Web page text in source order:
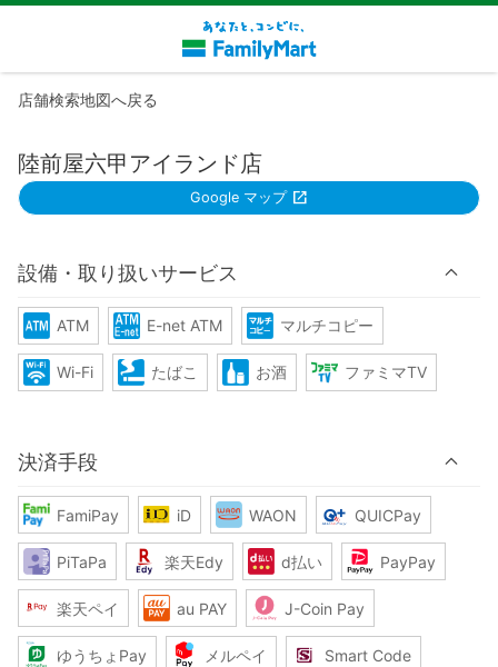
店舗検索地図へ戻る
陸前屋六甲アイランド店
Google マップ
設備・取り扱いサービス
ATM E-net ATM マルチコピー
Wi-Fi たばこ お酒 ファミマTV
決済手段
FamiPay iD WAON QUICPay
PiTaPa 楽天Edy d払い PayPay
楽天ペイ au PAY J-Coin Pay
ゆうちょPay メルペイ Smart Code